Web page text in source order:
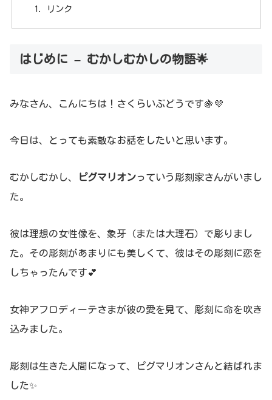
リンク
はじめに – むかしむかしの物語🌟
みなさん、こんにちは！さくらいぶどうです🍇💜
今日は、とっても素敵なお話をしたいと思います。
むかしむかし、 ピグマリオンっていう彫刻家さんがいまし
た。
彼は理想の女性像を、象牙（または大理石）で彫りまし
た。その彫刻があまりにも美しくて、彼はその彫刻に恋を
しちゃったんです💕
女神アフロディーテさまが彼の愛を見て、彫刻に命を吹き
込みました。
彫刻は生きた人間になって、ピグマリオンさんと結ばれま
した✨